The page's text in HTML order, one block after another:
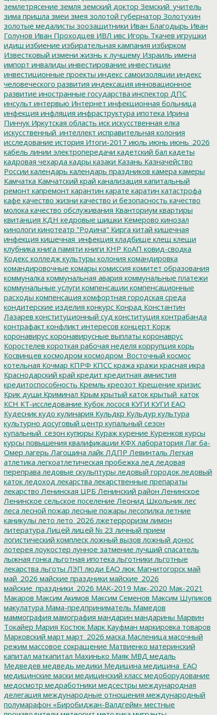
землетрясение земля земский доктор Земский_учитель
зима пришла змеи змея золотой губернатор Золотухин
золотые медалисты зоозащитники Иван Благодырь Иван
Голунов Иван Проходцев ИВЛ ивс Игорь Ткачев игрушки
идиш избиение избирательная кампания избирком
Известковый измени жизнь к лучшему Израиль имена
импорт инвалиды инвестирование инвестиции
инвестиционные проекты индекс самоизоляции индекс
человеческого развития индексация инновационное
развитие иностранные государства инспектор ДПС
инсульт интервью Интернет инфекционная больница
инфекция инфляция инфраструктура ипотека Ирина
Пинчук Иркутская область иск искусственная елка
искусственный_интеллект исправительная колония
исследование история Итоги-2017 июль июнь июнь_2026
кабель линии электропередачи кадетский бал кадеты
кадровая чехарда кадры казаки Казань Казначейство
России календарь календарь праздников камера камеры
Камчатка Камчатский край канализация капитальный
ремонт капремонт карантин карате каратин катастрофа
кафе качество жизни качество и безопасность качество
молока качество обслуживания Кванториум квартиры
квитанция КДН кедровые шишки Кемерово кинозал
кинологи кинотеатр "Родина" Кирга китай кишечная
инфекция кишечная_инфекция кладбище клещ клещи
клубника книга памяти книги КНР КоАП ковид-сводка
Кодекс колледж культуры колония командировка
командировочные комары комиссия комитет образования
коммуналка коммунальная авария коммунальные платежи
коммунальные услуги компенсации компенсационные
расходы компенсация комфортная городская среда
кондитерские изделия конкурс Конрад Константин
Лазарев конституционный суд конституция контрабанда
контрафакт конфликт интересов концерт Корж
коронавирус коронавирусные выплаты коронаврус
Коростелев короткая рабочая неделя коррупция корь
Косвинцев космодром космодром_Восточный космос
котельная Кочмар КПРФ КПСС кража кражи красная икра
Краснодарский край кредит кредитная амнистия
кредитоспособность Кремль креозот Крещение кризис
Крик души Криминал Крым крытый каток крытый_каток
КСН КТ-исследование Кубок лосося КУГИ КУГИ ЕАО
Кудесник кудо кулинария Кульдкр Кульдур культура
культурно досуговый центр купальный сезон
купальный_сезон купюры Кураж курение Куренков курсы
курсы повышения квалификации КФХ лаборатория Лаг ба-
Омер лагерь Лагошина лайк ЛДПР Левинталь Легкая
атлетика легкоатлетическая пробежка лед ледовая
переправа ледовые скульптуры ледовый городок ледовый
каток ледоход лекарства лекарственные препараты
лекарство Ленинская ЦРБ Ленинский район Ленинское
Ленинское сельское поселение Леонид Школьник лес
леса лесной пожар лесные пожары лесопилка летние
каникулы лето лето_2026 лжетерроризм лимон
литература Лицей лицей № 23 личный прием
логистический комплеск ложный вызов ложный донос
лотерея лоукостер лунное затмение лучший спасатель
лыжная гонка льготная ипотека льготники льготные
лекарства льготы ЛЭП люди ЕАО люк Магнитогорск май
май_2026 майские праздники майские_2026
майские_праздники_2026 МАК-2019 Мак-2020 Мак-2021
Макаров Максим Акимов Максим Семенов Максим Шупиков
макулатура Мама-предприниматель Мамедов
маммография мамография мандарин мандарины Марвин
Токайер Мария Костюк Марк Кауфман маркировка товаров
Марковский март март_2026 маска Масленица масочный
режим массовое сокращение Матвиенко материнский
капитал маткапитал Махинько Маяк МВД медаль
Медведев медведь медики Медицина медицина_ЕАО
медицинские маски медицинский класс медоборудование
медосмотр медработники медсестры международная
делегация международные отношения международный
полумарафон «Биробиджан-Валдгейм» местные